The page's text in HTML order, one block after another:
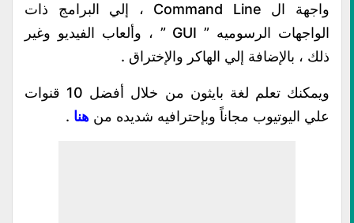
واجهة ال Command Line ، إلي البرامج ذات
الواجهات الرسوميه ” GUI ” ، وألعاب الفيديو وغير
ذلك ، بالإضافة إلي الهاكر والإختراق .
ويمكنك تعلم لغة بايثون من خلال أفضل 10 قنوات
علي اليوتيوب مجاناً وبإحترافيه شديده من هنا .